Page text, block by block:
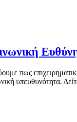
πως
υπευθυνότητα.